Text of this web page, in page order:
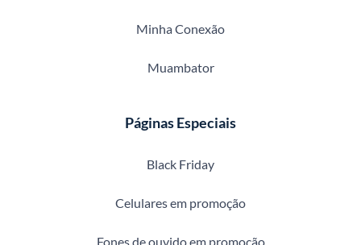
Minha Conexão
Muambator
Páginas Especiais
Black Friday
Celulares em promoção
Fones de ouvido em promoção